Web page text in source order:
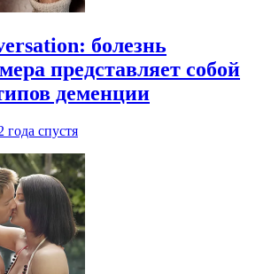
болезнь
представляет собой
деменции
года спустя